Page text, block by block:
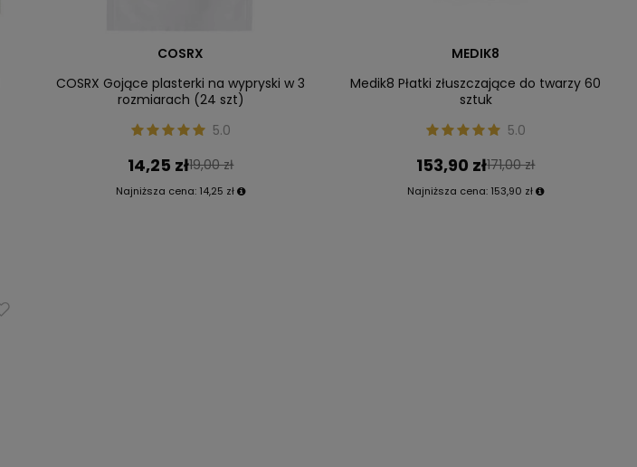
COSRX
COSRX Gojące plasterki na wypryski w 3
rozmiarach (24 szt)
5.0
14,25 zł19,00 zł
Najniższa cena: 14,25 zł
MEDIK8
Medik8 Płatki złuszczające do twarzy 60
sztuk
5.0
153,90 zł171,00 zł
Najniższa cena: 153,90 zł